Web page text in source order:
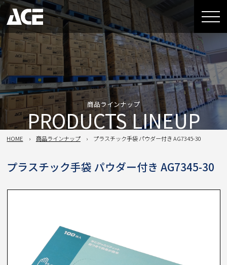
商品ラインナップ
PRODUCTS LINEUP
HOME 商品ラインナップ プラスチック手袋 パウダー付き AG7345-30
プラスチック手袋 パウダー付き AG7345-30